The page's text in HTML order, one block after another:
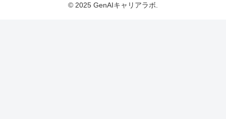
© 2025 GenAIキャリアラボ.